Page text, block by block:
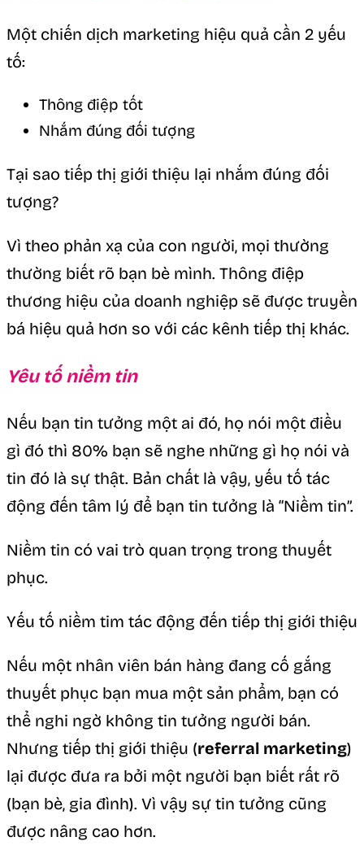
Một chiến dịch marketing hiệu quả cần 2 yếu
tố:
Thông điệp tốt
Nhắm đúng đối tượng
Tại sao tiếp thị giới thiệu lại nhắm đúng đối
tượng?
Vì theo phản xạ của con người, mọi thường
thường biết rõ bạn bè mình. Thông điệp
thương hiệu của doanh nghiệp sẽ được truyền
bá hiệu quả hơn so với các kênh tiếp thị khác.
Yêu tố niềm tin
Nếu bạn tin tưởng một ai đó, họ nói một điều
gì đó thì 80% bạn sẽ nghe những gì họ nói và
tin đó là sự thật. Bản chất là vậy, yếu tố tác
động đến tâm lý để bạn tin tưởng là “Niềm tin”.
Niềm tin có vai trò quan trọng trong thuyết
phục.
Yếu tố niềm tim tác động đến tiếp thị giới thiệu
Nếu một nhân viên bán hàng đang cố gắng
thuyết phục bạn mua một sản phẩm, bạn có
thể nghi ngờ không tin tưởng người bán.
Nhưng tiếp thị giới thiệu (referral marketing)
lại được đưa ra bởi một người bạn biết rất rõ
(bạn bè, gia đình). Vì vậy sự tin tưởng cũng
được nâng cao hơn.